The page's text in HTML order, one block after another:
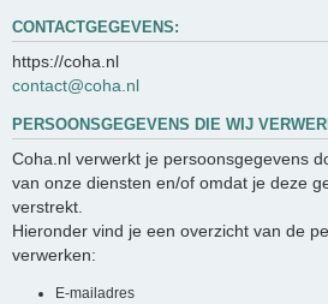
CONTACTGEGEVENS:
https://coha.nl
contact@coha.nl
PERSOONSGEGEVENS DIE WIJ
Coha.nl verwerkt je persoonsgegevens
van onze diensten en/of omdat je deze
verstrekt.
Hieronder vind je een overzicht van de
verwerken:
E-mailadres